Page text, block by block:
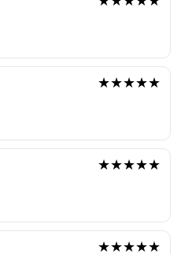
★★★★★
★★★★★
★★★★★